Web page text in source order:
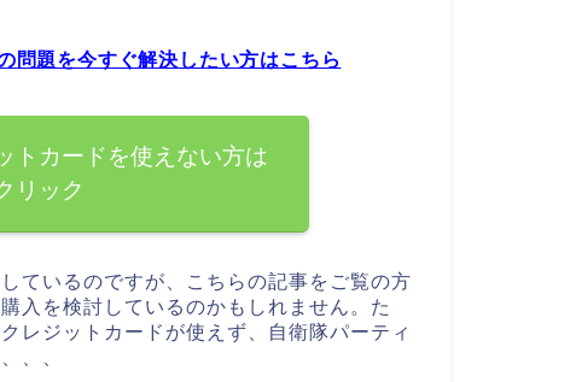
問題を今すぐ解決したい方はこちら
トカードを使えない方は
リック
ているのですが、こちらの記事をご覧の方
入を検討しているのかもしれません。た
レジットカードが使えず、自衛隊パーティ
、、